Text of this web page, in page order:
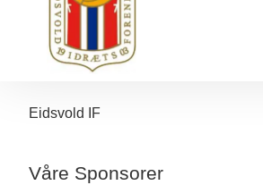
Eidsvold IF
Våre Sponsorer